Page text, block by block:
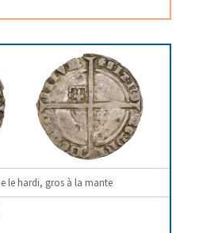
le hardi, gros à la mante